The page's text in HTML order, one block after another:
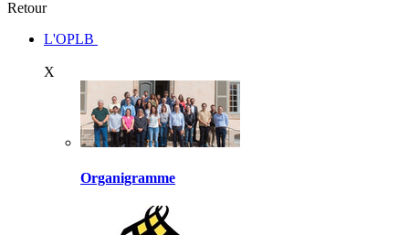
Retour
L'OPLB
X
Organigramme